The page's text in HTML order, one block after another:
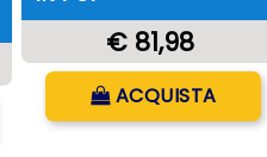
€ 81,98
Quantità
ACQUISTA